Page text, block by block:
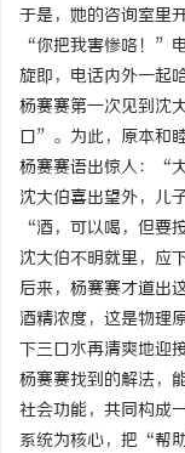
于是，她的咨询室里
“你把我害惨咯！”
旋即，电话内外一起
杨赛赛第一次见到沈
口”。为此，原本和
杨赛赛语出惊人：“
沈大伯喜出望外，儿
“酒，可以喝，但要
沈大伯不明就里，应
后来，杨赛赛才道出
酒精浓度，这是物理
下三口水再清爽地迎
杨赛赛找到的解法，
社会功能，共同构成
系统为核心，把“帮